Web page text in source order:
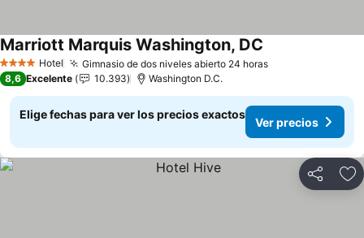
4 EstrellasHotel Gimnasio de dos niveles abierto 24 horasVer precios
Marriott Marquis Washington, DC
8,6 Excelente 10.393 Washington D.C.
Elige fechas para ver los precios exactos
Ver precios
Compartir